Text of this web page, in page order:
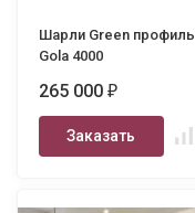
Шарли Green профиль
Gola 4000
265 000₽
Заказать